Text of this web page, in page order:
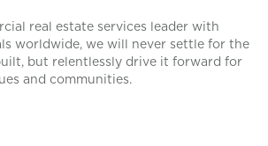
real estate services leader with
worldwide, we will never settle for the
but relentlessly drive it forward for
and communities.